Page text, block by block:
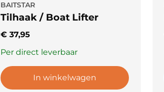
BAITSTAR
Tilhaak / Boat Lifter
€37,95
Per direct leverbaar
In winkelwagen